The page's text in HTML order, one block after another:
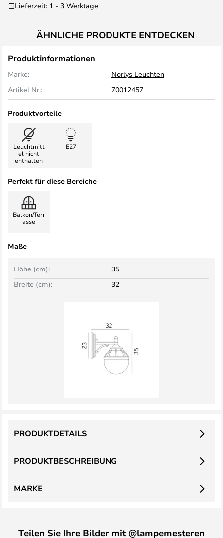
Lieferzeit: 1 - 3 Werktage
ÄHNLICHE PRODUKTE ENTDECKEN
Produktinformationen
Marke:
Norlys Leuchten
Artikel Nr.:
70012457
Produktvorteile
Leuchtmitt
el nicht
enthalten
E27
Perfekt für diese Bereiche
Balkon/Terr
asse
Maße
Breite (cm): 32
Höhe (cm): 35
PRODUKTBESCHREIBUNG
PRODUKTDETAILS
MARKE
Teilen Sie Ihre Bilder mit @lampemesteren